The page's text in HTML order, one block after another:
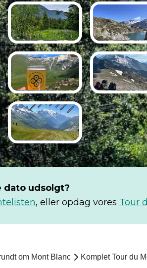
dato udsolgt?
, eller opdag vores Tour
om Mont Blanc Komplet Tour du